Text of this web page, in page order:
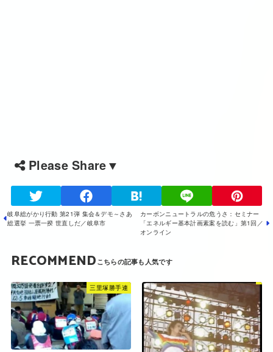
Please Share▼
カーボンニュートラルの危うさ：セミナー
「エネルギー基本計画素案を読む」第1回／
オンライン
岐阜総がかり行動 第21弾 集会＆デモ～さあ
総選挙 一票一揆 世直しだ／岐阜市
RECOMMEND
三里塚勝手連